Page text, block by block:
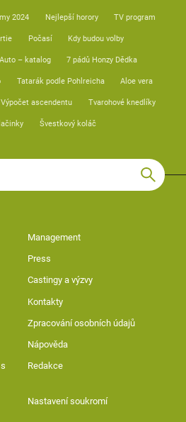
2024 Nejlepší horory TV program
Počasí Kdy budou volby
Auto – katalog 7 pádů Honzy Dědka
Tatarák podle Pohlreicha Aloe vera
Výpočet ascendentu Tvarohové knedlíky
Švestkový koláč
Management
Press
Castingy a výzvy
Kontakty
Zpracování osobních údajů
Nápověda
Redakce
Nastavení soukromí